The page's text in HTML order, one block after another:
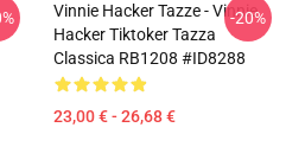
Vinnie Hacker Tazze - Vinnie
Hacker Tiktoker Tazza
Classica RB1208 #ID8288
23,00 € - 26,68 €
-20%